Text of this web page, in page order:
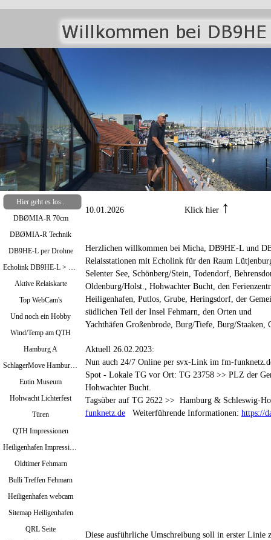
Hier geht es los..
DBØMIA-R 70cm
DBØMIA-R Technik
DB9HE-L per Drohne
Echolink DB9HE-L > Bild oben / DBØMIA-R >Bild unten
Aktive Relaiskarte
Top WebCam's
Und noch ein Hobby
Wind/Temp am QTH
Hamburg A
SchlagerMove Hamburg 2024
Eutin Museum
Hohwacht Lichterfest
Türen
QTH Impressionen
Heiligenhafen Impressionen
Oldtimer Fehmarn
Bulli Treffen Fehmarn
Heiligenhafen webcam
Sitemap Heiligenhafen
QRL Seite
10.01.2026 Klick hier ↑
Herzlichen willkommen bei Micha, DB9HE-L und
Relaisstationen mit Echolink für den Raum
Selenter See, Schönberg/Stein, Todendorf,
Oldenburg/Holst., Hohwachter Bucht, den
Heiligenhafen, Putlos, Grube, Heringsdorf, der
südlichen Teil der Insel Fehmarn, den Orten und
Yachthäfen Großenbrode, Burg/Tiefe, Burg/Staaken,
Aktuell 26.02.2023:
Nun auch 24/7 Online per svx-Link im fm-
Spot - Lokale TG vor Ort: TG 23758 >> PLZ der
Hohwachter Bucht.
Tagsüber auf TG 2622 >> Hamburg & Schleswig-
funknetz.de Weiterführende Informationen: https://
Diese ausführliche Umschreibung soll in erster Linie